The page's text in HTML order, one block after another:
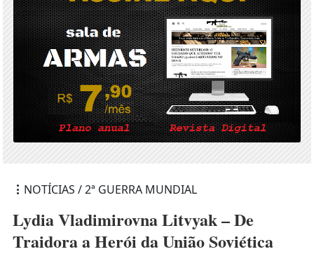
NOTÍCIAS / 2ª GUERRA MUNDIAL
Lydia Vladimirovna Litvyak – De
Traidora a Herói da União Soviética